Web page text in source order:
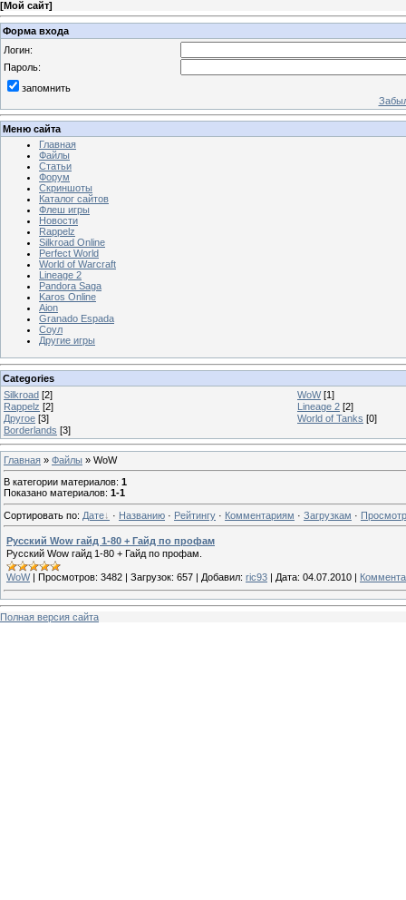
[Мой сайт]
Форма входа
Логин:
Пароль:
запомнить
Меню сайта
Главная
Файлы
Статьи
Форум
Скриншоты
Каталог сайтов
Флеш игры
Новости
Rappelz
Silkroad Online
Perfect World
World of Warcraft
Lineage 2
Pandora Saga
Karos Online
Aion
Granado Espada
Соул
Другие игры
Categories
Silkroad [2] WoW [1]
Rappelz [2] Lineage 2 [2]
Другое [3] World of Tanks [0]
Borderlands [3]
Главная » Файлы » WoW
В категории материалов: 1
Показано материалов: 1-1
Сортировать по: Дате · Названию · Рейтингу · Комментариям · Загрузкам ·
Русский Wow гайд 1-80 + Гайд по профам
Русский Wow гайд 1-80 + Гайд по профам.
WoW| Просмотров: 3482 | Загрузок: 657 | Добавил: ric93 | Дата: 04.07.2010 |
Полная версия сайта